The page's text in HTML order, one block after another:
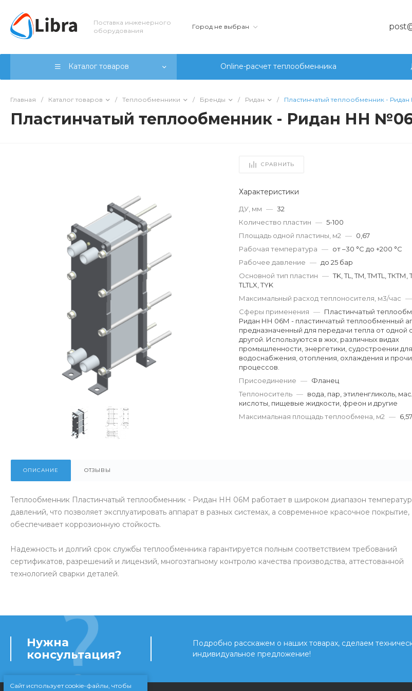
Сайт использует cookie-файлы, чтобы
Поставка инженерного
оборудования
Город не выбран
Каталог товаров Online-расчет теплообменника
Главная / Каталог товаров / Теплообменники / Бренды / Ридан / Пластинчатый теплообменник -
Пластинчатый теплообменник - Ридан НН
СРАВНИТЬ
Характеристики
ДУ, мм — 32
Количество пластин — 5-100
Площадь одной пластины, м2 — 0,67
Рабочая температура — от –30 °С до +200 °С
Рабочее давление — до 25 бар
Основной тип пластин — TK, TL, TM, ТМTL, ТКТМ,
TLTLX, TYK
Максимальный расход теплоносителя, м3/час —
Сферы применения — Пластинчатый
Ридан НН 06М - пластинчатый теплообменный
предназначенный для передачи тепла от одной
другой. Используются в жкх, различных видах
промышленности, энергетики, судостроении
водоснабжения, отопления, охлаждения и
процессов.
Присоединение — Фланец
Теплоноситель — вода, пар, этиленгликоль,
кислоты, пищевые жидкости, фреон и другие
Максимальная площадь теплообмена, м2 — 6,57
ОПИСАНИЕ ОТЗЫВЫ
Теплообменник Пластинчатый теплообменник - Ридан НН 06М работает в широком диапазон
давлений, что позволяет эксплуатировать аппарат в разных системах, а современное красочное покрытие,
обеспечивает коррозионную стойкость.
Надежность и долгий срок службы теплообменника гарантируется полным соответствием требований
сертификатов, разрешений и лицензий, многоэтапному контролю качества производства, аттестованной
технологией сварки деталей.
Нужна
консультация?
Подробно расскажем о наших товарах, сделаем
индивидуальное предложение!